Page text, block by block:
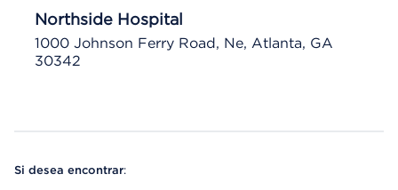
Northside Hospital
1000 Johnson Ferry Road, Ne, Atlanta, GA
30342
Si desea encontrar: